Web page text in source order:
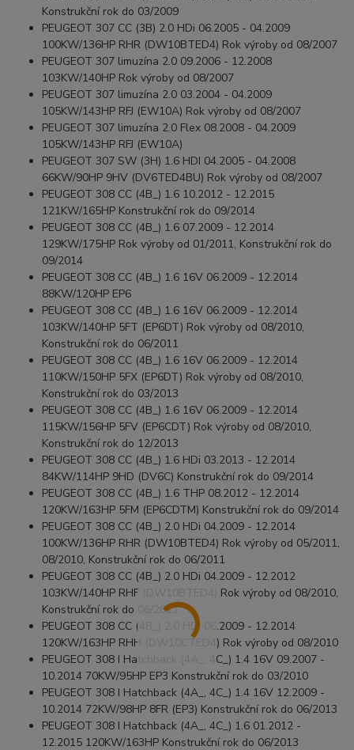
Konstrukční rok do 03/2009
PEUGEOT 307 CC (3B) 2.0 HDi 06.2005 - 04.2009
100KW/136HP RHR (DW10BTED4) Rok výroby od 08/2007
PEUGEOT 307 limuzína 2.0 09.2006 - 12.2008
103KW/140HP Rok výroby od 08/2007
PEUGEOT 307 limuzína 2.0 03.2004 - 04.2009
105KW/143HP RFJ (EW10A) Rok výroby od 08/2007
PEUGEOT 307 limuzína 2.0 Flex 08.2008 - 04.2009
105KW/143HP RFJ (EW10A)
PEUGEOT 307 SW (3H) 1.6 HDI 04.2005 - 04.2008
66KW/90HP 9HV (DV6TED4BU) Rok výroby od 08/2007
PEUGEOT 308 CC (4B_) 1.6 10.2012 - 12.2015
121KW/165HP Konstrukční rok do 09/2014
PEUGEOT 308 CC (4B_) 1.6 07.2009 - 12.2014
129KW/175HP Rok výroby od 01/2011, Konstrukční rok do
09/2014
PEUGEOT 308 CC (4B_) 1.6 16V 06.2009 - 12.2014
88KW/120HP EP6
PEUGEOT 308 CC (4B_) 1.6 16V 06.2009 - 12.2014
103KW/140HP 5FT (EP6DT) Rok výroby od 08/2010,
Konstrukční rok do 06/2011
PEUGEOT 308 CC (4B_) 1.6 16V 06.2009 - 12.2014
110KW/150HP 5FX (EP6DT) Rok výroby od 08/2010,
Konstrukční rok do 03/2013
PEUGEOT 308 CC (4B_) 1.6 16V 06.2009 - 12.2014
115KW/156HP 5FV (EP6CDT) Rok výroby od 08/2010,
Konstrukční rok do 12/2013
PEUGEOT 308 CC (4B_) 1.6 HDi 03.2013 - 12.2014
84KW/114HP 9HD (DV6C) Konstrukční rok do 09/2014
PEUGEOT 308 CC (4B_) 1.6 THP 08.2012 - 12.2014
120KW/163HP 5FM (EP6CDTM) Konstrukční rok do 09/2014
PEUGEOT 308 CC (4B_) 2.0 HDi 04.2009 - 12.2014
100KW/136HP RHR (DW10BTED4) Rok výroby od 05/2011,
08/2010, Konstrukční rok do 06/2011
PEUGEOT 308 CC (4B_) 2.0 HDi 04.2009 - 12.2012
103KW/140HP RHF (DW10BTED4) Rok výroby od 08/2010,
Konstrukční rok do 06/2011
PEUGEOT 308 CC (4B_) 2.0 HDi 06.2009 - 12.2014
120KW/163HP RHH (DW10CTED4) Rok výroby od 08/2010
PEUGEOT 308 I Hatchback (4A_, 4C_) 1.4 16V 09.2007 -
10.2014 70KW/95HP EP3 Konstrukční rok do 03/2010
PEUGEOT 308 I Hatchback (4A_, 4C_) 1.4 16V 12.2009 -
10.2014 72KW/98HP 8FR (EP3) Konstrukční rok do 06/2013
PEUGEOT 308 I Hatchback (4A_, 4C_) 1.6 01.2012 -
12.2015 120KW/163HP Konstrukční rok do 06/2013